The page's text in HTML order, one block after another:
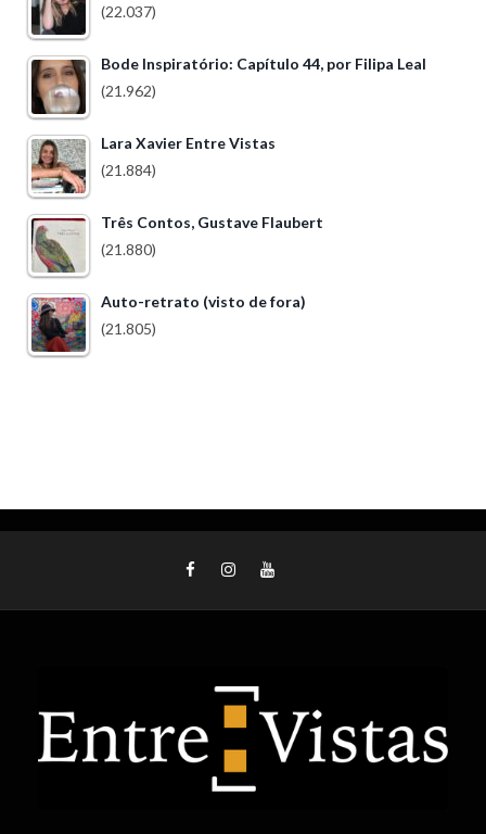
(22.037)
Bode Inspiratório: Capítulo 44, por Filipa Leal
(21.962)
Lara Xavier Entre Vistas
(21.884)
Três Contos, Gustave Flaubert
(21.880)
Auto-retrato (visto de fora)
(21.805)